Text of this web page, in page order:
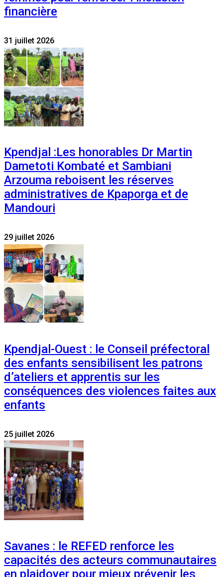
financière
31 juillet 2026
Kpendjal :Les honorables Dr Martin
Dametoti Kombaté et Sambiani
Arzouma reboisent les réserves
administratives de Kpaporga et de
Mandouri
29 juillet 2026
Kpendjal-Ouest : le Conseil préfectoral
des enfants sensibilisent les patrons
d’ateliers et apprentis sur les
conséquences des violences faites aux
enfants
25 juillet 2026
Savanes : le REFED renforce les
capacités des acteurs communautaires
en plaidoyer pour mieux prévenir les